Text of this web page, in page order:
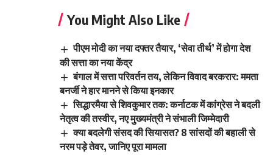
You Might Also Like
पीएम मोदी का नया दफ्तर तैयार, ‘सेवा तीर्थ’ में होगा देश
की सत्ता का नया केंद्र
बंगाल में सत्ता परिवर्तन तय, लेकिन विवाद बरकरार: ममता
बनर्जी ने हार मानने से किया इनकार
सिद्धारमैया से शिवकुमार तक: कर्नाटक में कांग्रेस ने बदली
नेतृत्व की तस्वीर, नए मुख्यमंत्री ने संभाली जिम्मेदारी
क्या बदलेगी संसद की सियासत? 8 सांसदों की बहाली से
नरम पड़े तेवर, जानिए पूरा मामला